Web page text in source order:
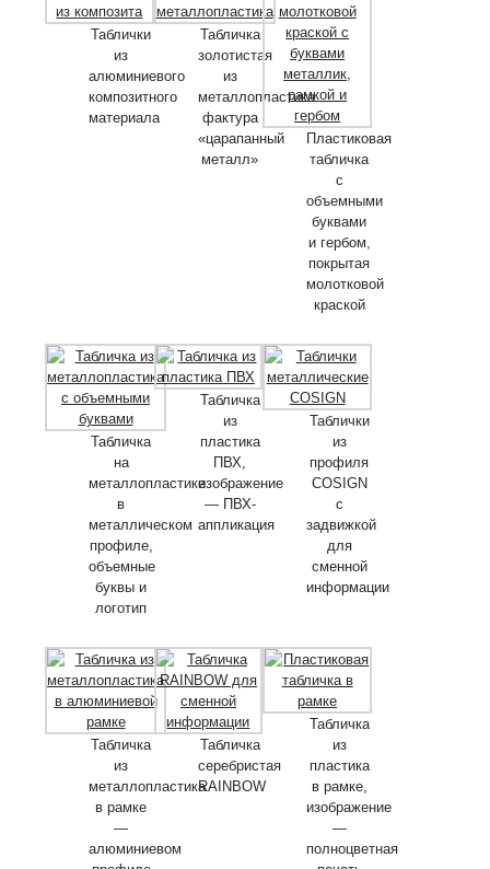
Таблички
из
алюминиевого
композитного
материала
Табличка
золотистая
из
металлопластика
фактура
«царапанный
металл»
Пластиковая
табличка
с
объемными
буквами
и гербом,
покрытая
молотковой
краской
Табличка
на
металлопластике
в
металлическом
профиле,
объемные
буквы и
логотип
Табличка
из
пластика
ПВХ,
изображение
— ПВХ-
аппликация
Таблички
из
профиля
COSIGN
с
задвижкой
для
сменной
информации
Табличка
из
металлопластика
в рамке
—
алюминиевом
Табличка
серебристая
RAINBOW
Табличка
из
пластика
в рамке,
изображение
—
полноцветная